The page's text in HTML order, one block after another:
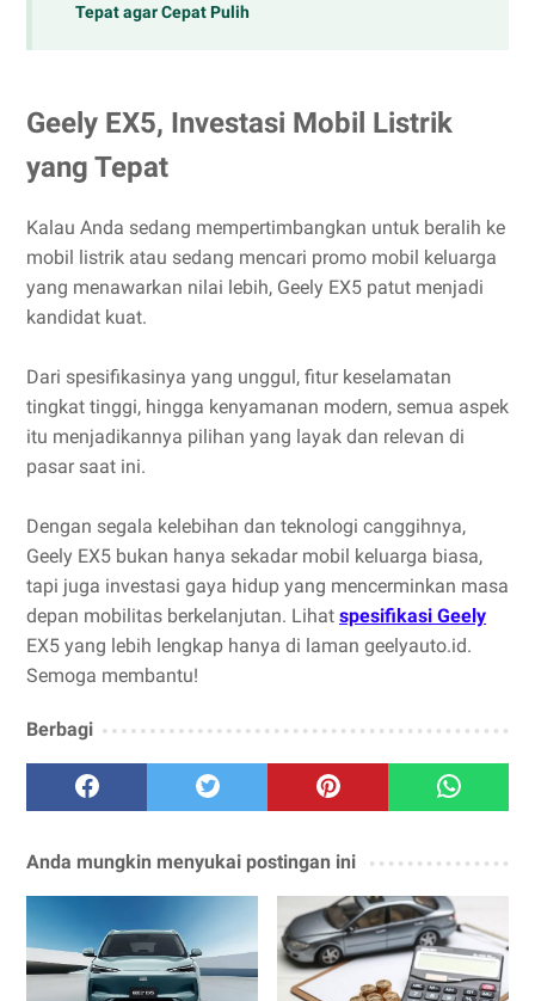
Tepat agar Cepat Pulih
Geely EX5, Investasi Mobil Listrik
yang Tepat
Kalau Anda sedang mempertimbangkan untuk beralih ke
mobil listrik atau sedang mencari promo mobil keluarga
yang menawarkan nilai lebih, Geely EX5 patut menjadi
kandidat kuat.
Dari spesifikasinya yang unggul, fitur keselamatan
tingkat tinggi, hingga kenyamanan modern, semua aspek
itu menjadikannya pilihan yang layak dan relevan di
pasar saat ini.
Dengan segala kelebihan dan teknologi canggihnya,
Geely EX5 bukan hanya sekadar mobil keluarga biasa,
tapi juga investasi gaya hidup yang mencerminkan masa
depan mobilitas berkelanjutan. Lihat spesifikasi Geely
EX5 yang lebih lengkap hanya di laman geelyauto.id.
Semoga membantu!
Berbagi
Anda mungkin menyukai postingan ini